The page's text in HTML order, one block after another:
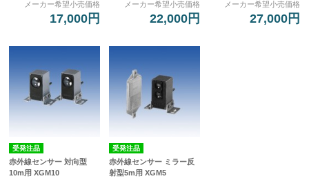
メーカー希望小売価格
17,000円
メーカー希望小売価格
22,000円
メーカー希望小売価格
27,000円
受発注品
赤外線センサー 対向型
10m用 XGM10
受発注品
赤外線センサー ミラー反
射型5m用 XGM5